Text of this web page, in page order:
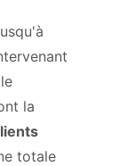
la
totale